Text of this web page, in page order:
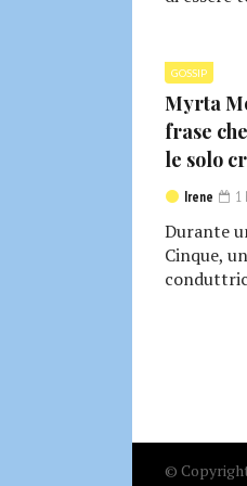
GOSSIP
Myrta
frase
le solo
Irene 1
Durante
Cinque,
©